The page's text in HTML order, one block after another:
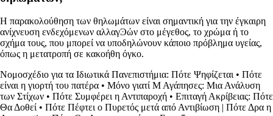
Η παρακολούθηση των θηλωμάτων είναι σημαντική για την έγκαιρη
ανίχνευση ενδεχόμενων αλλαγϿών στο μέγεθος, το χρώμα ή το
σχήμα τους, που μπορεί να υποδηλώνουν κάποιο πρόβλημα υγείας,
όπως η μετατροπή σε κακοήθη όγκο.
Νομοσχέδιο για τα Ιδιωτικά Πανεπιστήμια: Πότε Ψηφίζεται • Πότε
είναι η γιορτή του πατέρα • Μόνο γιατί Μ Αγάπησες: Μια Ανάλυση
των Στίχων • Πότε Συμφέρει η Αντιπαροχή • Επιταγή Ακρίβειας: Πότε
Θα Δοθεί • Πότε Πέφτει ο Πυρετός μετά από Αντιβίωση | Πότε Δρα η